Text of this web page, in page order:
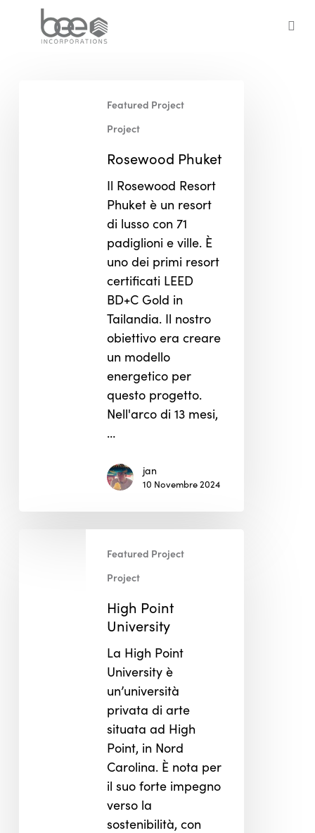
Featured Project
Project
Rosewood Phuket
Il Rosewood Resort
Phuket è un resort
di lusso con 71
padiglioni e ville. È
uno dei primi resort
certificati LEED
BD+C Gold in
Tailandia. Il nostro
obiettivo era creare
un modello
energetico per
questo progetto.
Nell'arco di 13 mesi,
…
jan
10 Novembre 2024
Featured Project
Project
High Point
University
La High Point
University è
un’università
privata di arte
situata ad High
Point, in Nord
Carolina. È nota per
il suo forte impegno
verso la
sostenibilità, con